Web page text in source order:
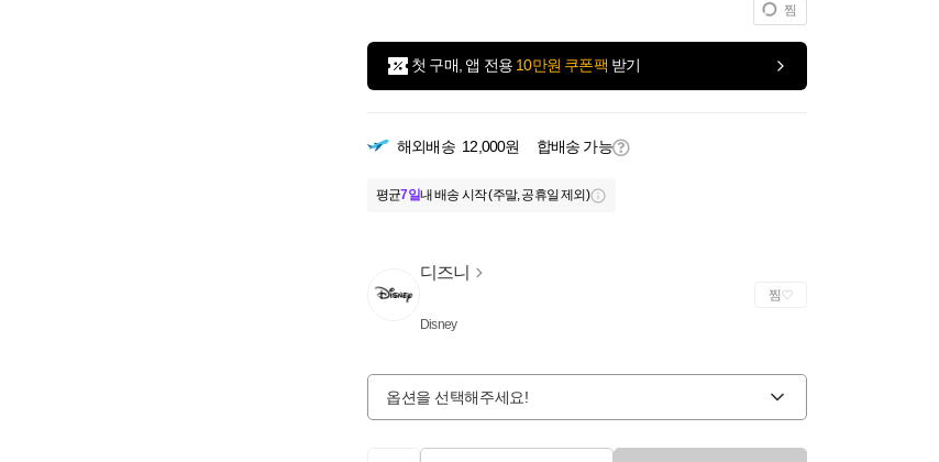
찜
첫 구매, 앱 전용 10만원 쿠폰팩 받기
해외배송 12,000원 합배송 가능
평균7일내 배송 시작 (주말, 공휴일 제외)
디즈니
Disney
찜
옵션을 선택해주세요!